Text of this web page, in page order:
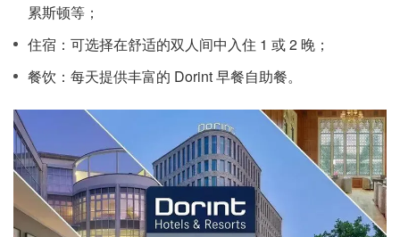
累斯顿等；
住宿：可选择在舒适的双人间中入住 1 或 2 晚；
餐饮：每天提供丰富的 Dorint 早餐自助餐。